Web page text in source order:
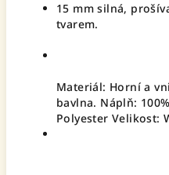
15 mm silná,
tvarem.
Materiál: Horní a
bavlna. Náplň: 100%
Polyester Velikost: